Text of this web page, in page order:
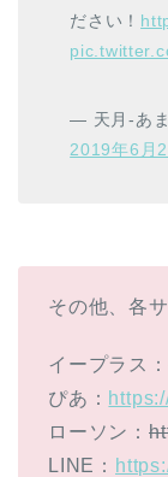
ださい！
— 天月-あ
2019年6月
その他、各
イープラス：
ぴあ：
ローソン：
LINE：